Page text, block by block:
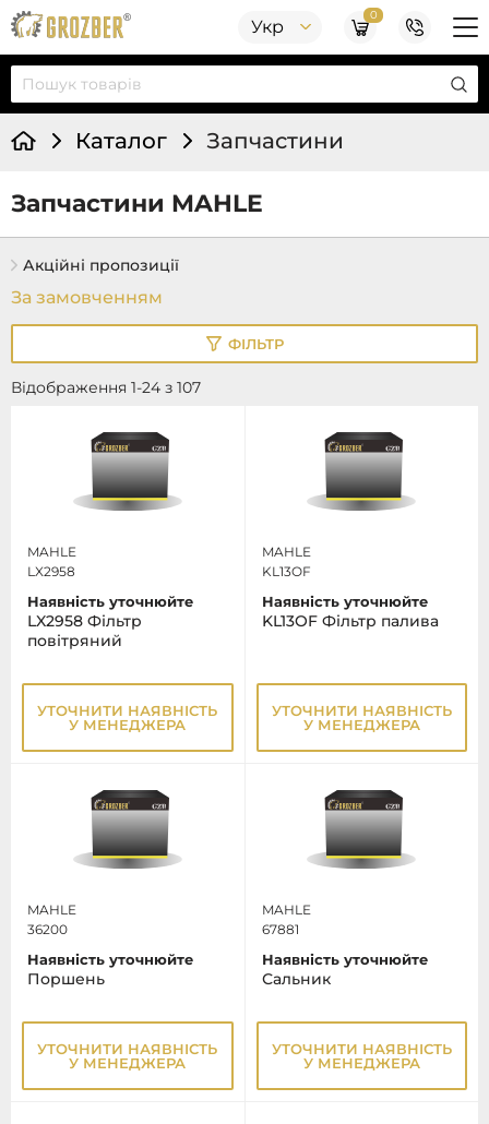
Укр
0
Каталог Запчастини
Запчастини MAHLE
Акційні пропозиції
Відображення 1-24 з 107
ФІЛЬТР
MAHLE
LX2958
Наявність уточнюйте
LX2958 Фільтр
повітряний
УТОЧНИТИ НАЯВНІСТЬ
У МЕНЕДЖЕРА
MAHLE
KL13OF
Наявність уточнюйте
KL13OF Фільтр палива
УТОЧНИТИ НАЯВНІСТЬ
У МЕНЕДЖЕРА
MAHLE
36200
Наявність уточнюйте
Поршень
УТОЧНИТИ НАЯВНІСТЬ
У МЕНЕДЖЕРА
MAHLE
67881
Наявність уточнюйте
Сальник
УТОЧНИТИ НАЯВНІСТЬ
У МЕНЕДЖЕРА